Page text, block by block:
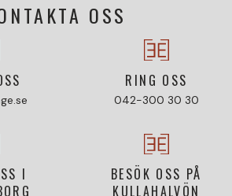
OSS
RING OSS
042-300 30 30
I
BESÖK OSS PÅ
KULLAHALVÖN